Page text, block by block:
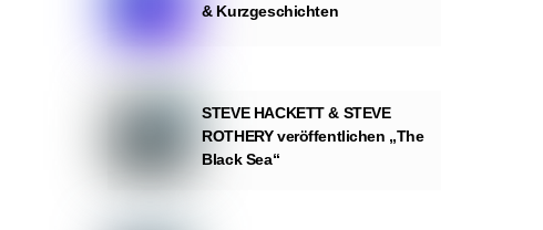
& Kurzgeschichten
STEVE HACKETT & STEVE
ROTHERY veröffentlichen „The
Black Sea“